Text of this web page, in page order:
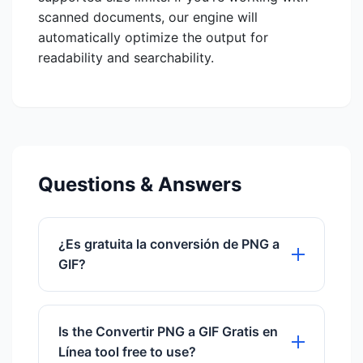
scanned documents, our engine will
automatically optimize the output for
readability and searchability.
Questions & Answers
¿Es gratuita la conversión de PNG a
GIF?
Sí, DocImageHub ofrece una
herramienta completamente gratuita
para convertir tus imágenes PNG a
Is the Convertir PNG a GIF Gratis en
Línea tool free to use?